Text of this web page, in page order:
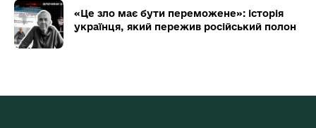
«Це зло має бути переможене»: історія
українця, який пережив російський полон